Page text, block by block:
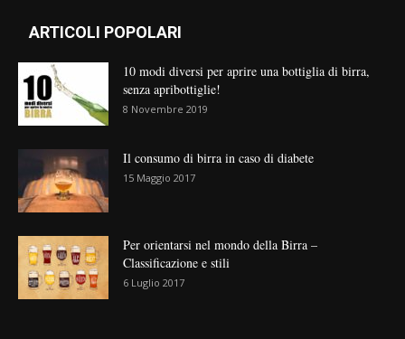
ARTICOLI POPOLARI
10 modi diversi per aprire una bottiglia di birra,
senza apribottiglie!
8 Novembre 2019
Il consumo di birra in caso di diabete
15 Maggio 2017
Per orientarsi nel mondo della Birra –
Classificazione e stili
6 Luglio 2017